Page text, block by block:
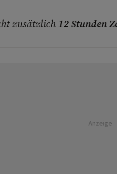
zusätzlich 12 Stunden
Anzeige